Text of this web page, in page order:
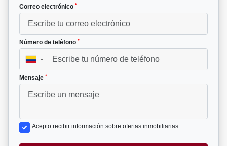
Correo electrónico *
Número de teléfono *
▼
Mensaje *
Acepto recibir información sobre ofertas inmobiliarias